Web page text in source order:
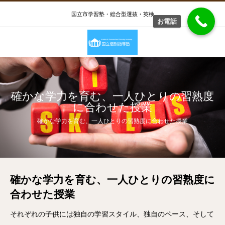
国立市学習塾・総合型選抜・英検
確かな学力を育む、一人ひとりの習熟度
に合わせた授業
確かな学力を育む、一人ひとりの習熟度に合わせた授業
確かな学力を育む、一人ひとりの習熟度に
合わせた授業
それぞれの子供には独自の学習スタイル、独自のペース、そして
お電話